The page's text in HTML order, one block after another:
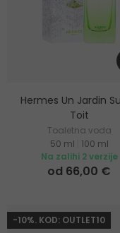
Hermes Un Jardin
Toit
Toaletna voda
50 ml
100 ml
Na zalihi 2 verzije
od 66,00 €
-10%. KOD: OUTLET10